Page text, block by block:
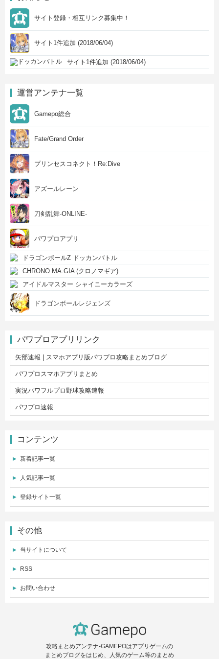
サイト登録・相互リンク募集中！
サイト1件追加 (2018/06/04)
サイト1件追加 (2018/06/04)
運営アンテナ一覧
Gamepo総合
Fate/Grand Order
プリンセスコネクト！Re:Dive
アズールレーン
刀剣乱舞-ONLINE-
パワプロアプリ
ドラゴンボールZ ドッカンバトル
CHRONO MA:GIA (クロノマギア)
アイドルマスター シャイニーカラーズ
ドラゴンボールレジェンズ
パワプロアプリリンク
矢部速報 | スマホアプリ版パワプロ攻略まとめブログ
パワプロスマホアプリまとめ
実況パワフルプロ野球攻略速報
パワプロ速報
コンテンツ
新着記事一覧
人気記事一覧
登録サイト一覧
その他
当サイトについて
RSS
お問い合わせ
攻略まとめアンテナ-GAMEPOはアプリゲームの
まとめブログをはじめ、人気のゲーム等のまとめ